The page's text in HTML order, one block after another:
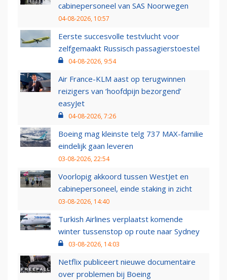
cabinepersoneel van SAS Noorwegen
04-08-2026, 10:57
Eerste succesvolle testvlucht voor
zelfgemaakt Russisch passagierstoestel
04-08-2026, 9:54
Air France-KLM aast op terugwinnen
reizigers van ‘hoofdpijn bezorgend’
easyJet
04-08-2026, 7:26
Boeing mag kleinste telg 737 MAX-familie
eindelijk gaan leveren
03-08-2026, 22:54
Voorlopig akkoord tussen WestJet en
cabinepersoneel, einde staking in zicht
03-08-2026, 14:40
Turkish Airlines verplaatst komende
winter tussenstop op route naar Sydney
03-08-2026, 14:03
Netflix publiceert nieuwe documentaire
over problemen bij Boeing